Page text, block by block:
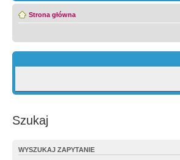
Strona główna
Szukaj
WYSZUKAJ ZAPYTANIE